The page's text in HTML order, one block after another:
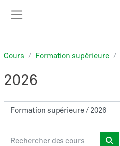
Cours Formation supérieure
2026
Catégories de cours
Rechercher des cours